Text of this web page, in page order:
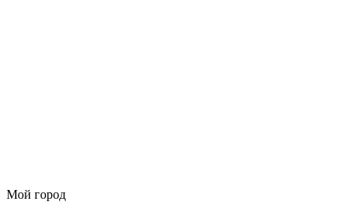
Мой город